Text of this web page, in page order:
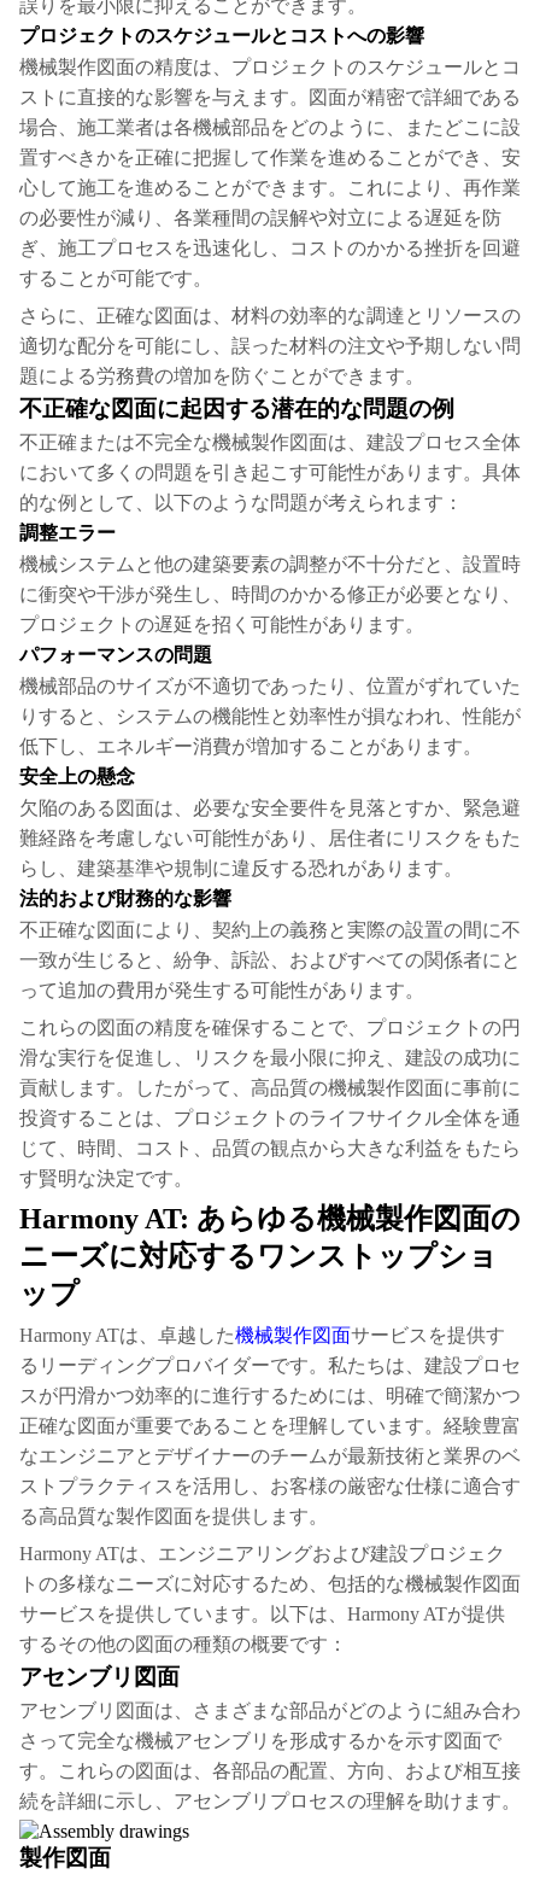
誤りを最小限に抑えることができます。
プロジェクトのスケジュールとコストへの影響
機械製作図面の精度は、プロジェクトのスケジュールとコ
ストに直接的な影響を与えます。図面が精密で詳細である
場合、施工業者は各機械部品をどのように、またどこに設
置すべきかを正確に把握して作業を進めることができ、安
心して施工を進めることができます。これにより、再作業
の必要性が減り、各業種間の誤解や対立による遅延を防
ぎ、施工プロセスを迅速化し、コストのかかる挫折を回避
することが可能です。
さらに、正確な図面は、材料の効率的な調達とリソースの
適切な配分を可能にし、誤った材料の注文や予期しない問
題による労務費の増加を防ぐことができます。
不正確な図面に起因する潜在的な問題の例
不正確または不完全な機械製作図面は、建設プロセス全体
において多くの問題を引き起こす可能性があります。具体
的な例として、以下のような問題が考えられます：
調整エラー
機械システムと他の建築要素の調整が不十分だと、設置時
に衝突や干渉が発生し、時間のかかる修正が必要となり、
プロジェクトの遅延を招く可能性があります。
パフォーマンスの問題
機械部品のサイズが不適切であったり、位置がずれていた
りすると、システムの機能性と効率性が損なわれ、性能が
低下し、エネルギー消費が増加することがあります。
安全上の懸念
欠陥のある図面は、必要な安全要件を見落とすか、緊急避
難経路を考慮しない可能性があり、居住者にリスクをもた
らし、建築基準や規制に違反する恐れがあります。
法的および財務的な影響
不正確な図面により、契約上の義務と実際の設置の間に不
一致が生じると、紛争、訴訟、およびすべての関係者にと
って追加の費用が発生する可能性があります。
これらの図面の精度を確保することで、プロジェクトの円
滑な実行を促進し、リスクを最小限に抑え、建設の成功に
貢献します。したがって、高品質の機械製作図面に事前に
投資することは、プロジェクトのライフサイクル全体を通
じて、時間、コスト、品質の観点から大きな利益をもたら
す賢明な決定です。
Harmony AT: あらゆる機械製作図面の
ニーズに対応するワンストップショ
ップ
Harmony ATは、卓越した機械製作図面サービスを提供す
るリーディングプロバイダーです。私たちは、建設プロセ
スが円滑かつ効率的に進行するためには、明確で簡潔かつ
正確な図面が重要であることを理解しています。経験豊富
なエンジニアとデザイナーのチームが最新技術と業界のベ
ストプラクティスを活用し、お客様の厳密な仕様に適合す
る高品質な製作図面を提供します。
Harmony ATは、エンジニアリングおよび建設プロジェク
トの多様なニーズに対応するため、包括的な機械製作図面
サービスを提供しています。以下は、Harmony ATが提供
するその他の図面の種類の概要です：
アセンブリ図面
アセンブリ図面は、さまざまな部品がどのように組み合わ
さって完全な機械アセンブリを形成するかを示す図面で
す。これらの図面は、各部品の配置、方向、および相互接
続を詳細に示し、アセンブリプロセスの理解を助けます。
製作図面